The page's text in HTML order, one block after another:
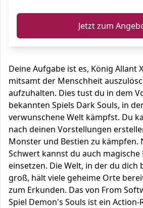
Jetzt zum
Deine Aufgabe ist es, König Allant
mitsamt der Menschheit
aufzuhalten. Dies tust du in dem
bekannten Spiels Dark Souls, in
verwunschene Welt kämpfst. Du
nach deinen Vorstellungen
Monster und Bestien zu kämpfen.
Schwert kannst du auch magische
einsetzen. Die Welt, in der du dich
groß, hält viele geheime Orte
zum Erkunden. Das von From
Spiel Demon's Souls ist ein Action-